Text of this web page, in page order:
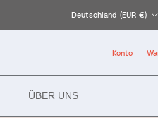
Deutschland (EUR €)
Konto
ÜBER UNS